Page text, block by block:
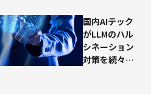
を任命
しAI戦
略を強
化
国内AIテック
がLLMのハル
シネーション
対策を続々発